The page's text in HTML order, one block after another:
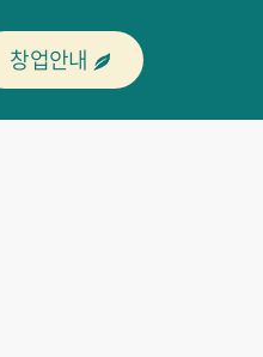
창업안내